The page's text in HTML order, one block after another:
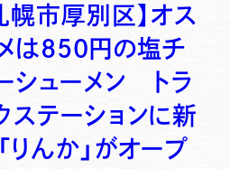
幌市厚別区】オス
は850円の塩チ
シューメン トラ
ステーションに新
りんか」がオープ